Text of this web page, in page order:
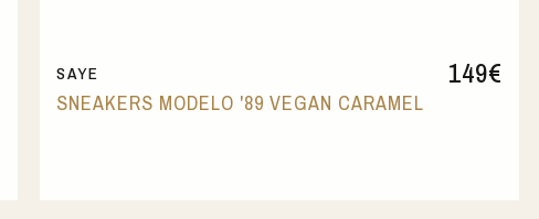
149€
SAYE
SNEAKERS MODELO '89 VEGAN CARAMEL